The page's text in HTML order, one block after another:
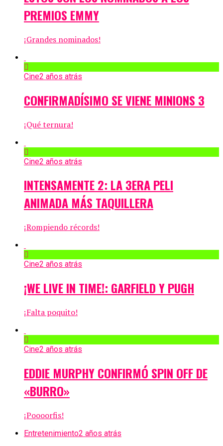
PREMIOS EMMY
¡Grandes nominados!
Cine2 años atrás
CONFIRMADÍSIMO SE VIENE MINIONS 3
¡Qué ternura!
Cine2 años atrás
INTENSAMENTE 2: LA 3ERA PELI
ANIMADA MÁS TAQUILLERA
¡Rompiendo récords!
Cine2 años atrás
¡WE LIVE IN TIME!: GARFIELD Y PUGH
¡Falta poquito!
Cine2 años atrás
EDDIE MURPHY CONFIRMÓ SPIN OFF DE
«BURRO»
¡Poooorfis!
Entretenimiento2 años atrás